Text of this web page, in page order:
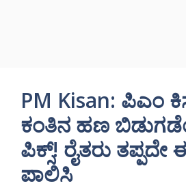
PM Kisan: ಪಿಎಂ
ಕಂತಿನ ಹಣ
ಪಿಕ್ಸ್! ರೈತರು ತಪ್ಪದೇ
ಪಾಲಿಸಿ